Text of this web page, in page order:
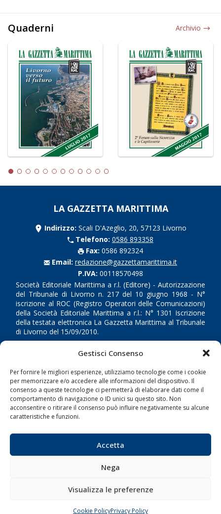
Gestisci Consenso
Per fornire le migliori esperienze, utilizziamo tecnologie come i cookie
per memorizzare e/o accedere alle informazioni del dispositivo. Il
consenso a queste tecnologie ci permetterà di elaborare dati come il
comportamento di navigazione o ID unici su questo sito. Non
acconsentire o ritirare il consenso può influire negativamente su alcune
caratteristiche e funzioni.
Accetta
Nega
Visualizza le preferenze
Cookie PolicyPrivacy Policy
Quaderni Archivio
LA GAZZETTA MARITTIMA
Indirizzo: Scali D'Azeglio, 20, 57123 Livorno
Telefono: 0586 893358
Fax: 0586 892324
Email: redazione@gazzettamarittima.it
P.IVA: 00118570498
Società Editoriale Marittima a r.l. (Editore) - Autorizzazione
del Tribunale di Livorno n. 217 del 10 giugno 1968 - N°
iscrizione al ROC (Registro Operatori delle Comunicazioni)
della Società Editoriale Marittima a r.l.: N° 1301 Iscrizione
della testata elettronica La Gazzetta Marittima al Tribunale
di Livorno del 15/09/2010.
LINK
Shipping
Porti/Interporti
Trasporti
Sostenibilità
Blue economy
Chi siamo
Contatti